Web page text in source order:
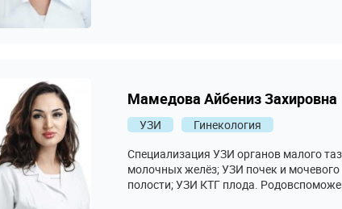
Мамедова Айбениз Захировна
УЗИ
Гинекология
Специализация УЗИ органов малого
молочных желёз; УЗИ почек и
полости; УЗИ КТГ плода.